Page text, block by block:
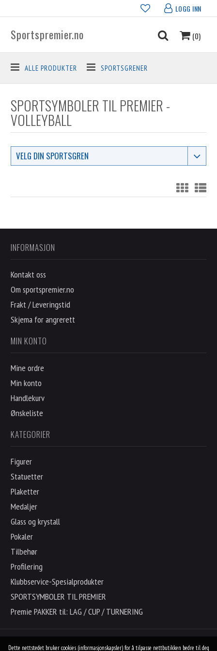
LOGG INN
Sportspremier.no (0)
ALLE PRODUKTER SPORTSGRENER
SPORTSYMBOLER TIL PREMIER -
VOLLEYBALL
VELG DIN SPORTSGREN
INFORMASJON
Kontakt oss
Om sportspremier.no
Frakt / Leveringstid
Skjema for angrerett
MIN KONTO
Mine ordre
Min konto
Handlekurv
Ønskeliste
KATEGORIER
Figurer
Statuetter
Plaketter
Medaljer
Glass og krystall
Pokaler
Tilbehør
Profilering
Klubbservice-Spesialprodukter
SPORTSYMBOLER TIL PREMIER
Premie PAKKER til: LAG / CUP / TURNERING
Dette nettstedet bruker cookies (informasjonskapsler) for å tilpasse nettbutikken bedre til deg